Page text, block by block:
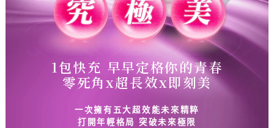
1包快充 早早定格你的青春
零死角x超長效x即刻美
一次擁有五大超效能未來精粹
打開年輕格局 突破未來極限